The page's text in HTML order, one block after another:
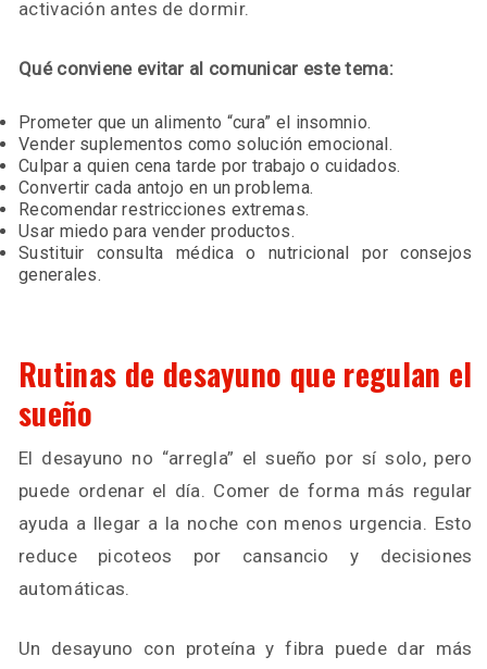
activación antes de dormir.
Qué conviene evitar al comunicar este tema:
Prometer que un alimento “cura” el insomnio.
Vender suplementos como solución emocional.
Culpar a quien cena tarde por trabajo o cuidados.
Convertir cada antojo en un problema.
Recomendar restricciones extremas.
Usar miedo para vender productos.
Sustituir consulta médica o nutricional por consejos
generales.
Rutinas de desayuno que regulan el
sueño
El desayuno no “arregla” el sueño por sí solo, pero
puede ordenar el día. Comer de forma más regular
ayuda a llegar a la noche con menos urgencia. Esto
reduce picoteos por cansancio y decisiones
automáticas.
Un desayuno con proteína y fibra puede dar más